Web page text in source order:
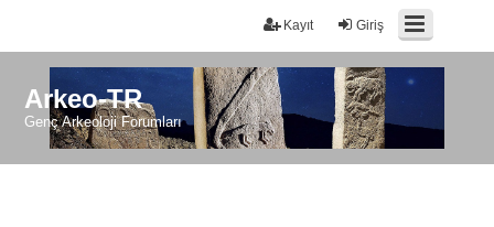
Giriş
Kayıt
Arkeo-TR
Genç Arkeoloji Forumları